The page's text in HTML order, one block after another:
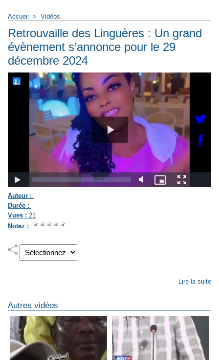
Accueil > Vidéos
Retrouvaille des Linguères : Un grand
évènement s’annonce pour le 29
décembre 2024
Auteur :
Durée :
Vues : 21
Notez :
Lire la suite
Autres vidéos